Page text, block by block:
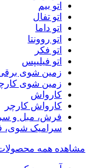
اتو بیم
اتو تفال
اتو داما
اتو روونتا
اتو فکر
اتو فیلیپس
زمین شوی
زمین شوی
کارواش
کارواش کارچر
فرش، مبل و
سرامیک شوی،
مشاهده همه